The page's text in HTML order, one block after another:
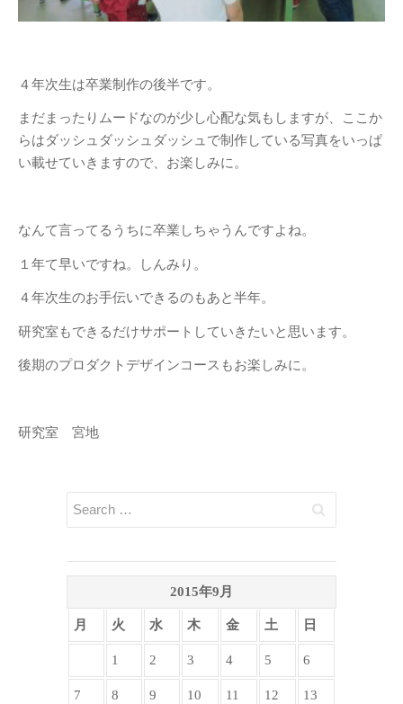
４年次生は卒業制作の後半です。
まだまったりムードなのが少し心配な気もしますが、ここか
らはダッシュダッシュダッシュで制作している写真をいっぱ
い載せていきますので、お楽しみに。
なんて言ってるうちに卒業しちゃうんですよね。
１年て早いですね。しんみり。
４年次生のお手伝いできるのもあと半年。
研究室もできるだけサポートしていきたいと思います。
後期のプロダクトデザインコースもお楽しみに。
研究室 宮地
2015年9月
月 火 水 木 金 土 日
1 2 3 4 5 6
7 8 9 10 11 12 13